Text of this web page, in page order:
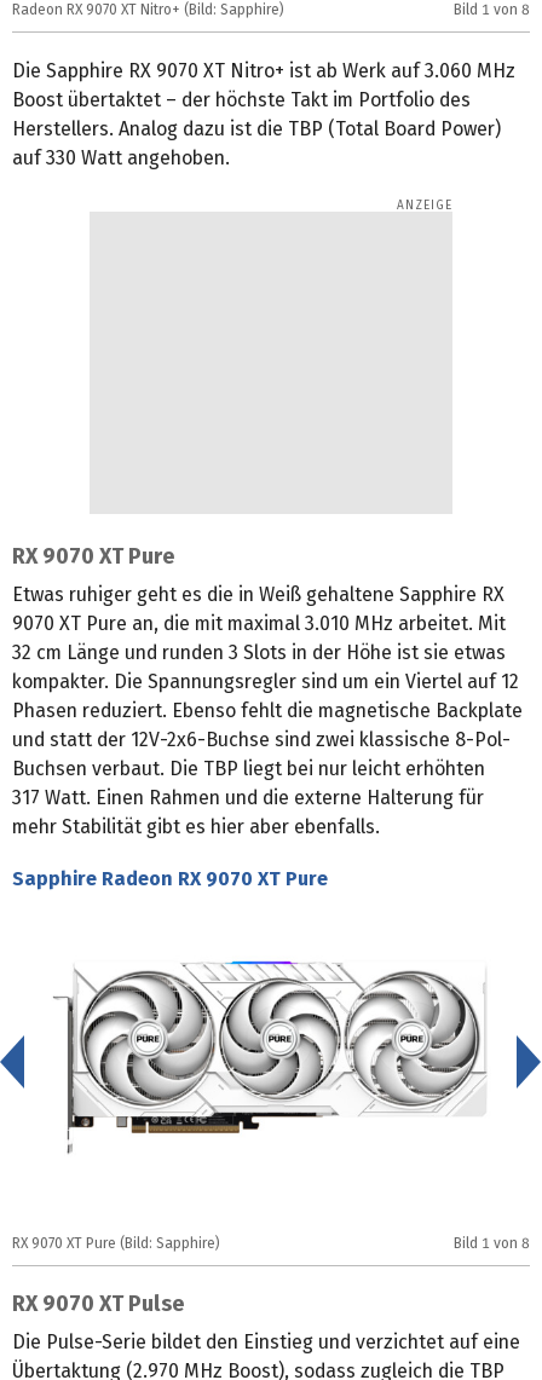
Radeon RX 9070 XT Nitro+ (Bild: Sapphire) Bild 1 von 8
Die Sapphire RX 9070 XT Nitro+ ist ab Werk auf 3.060 MHz
Boost übertaktet – der höchste Takt im Portfolio des
Herstellers. Analog dazu ist die TBP (Total Board Power)
auf 330 Watt angehoben.
RX 9070 XT Pure
Etwas ruhiger geht es die in Weiß gehaltene Sapphire RX
9070 XT Pure an, die mit maximal 3.010 MHz arbeitet. Mit
32 cm Länge und runden 3 Slots in der Höhe ist sie etwas
kompakter. Die Spannungsregler sind um ein Viertel auf 12
Phasen reduziert. Ebenso fehlt die magnetische Backplate
und statt der 12V-2x6-Buchse sind zwei klassische 8-Pol-
Buchsen verbaut. Die TBP liegt bei nur leicht erhöhten
317 Watt. Einen Rahmen und die externe Halterung für
mehr Stabilität gibt es hier aber ebenfalls.
Sapphire Radeon RX 9070 XT Pure
RX 9070 XT Pure (Bild: Sapphire) Bild 1 von 8
<
RX 9070 XT Pulse
Die Pulse-Serie bildet den Einstieg und verzichtet auf eine
Übertaktung (2.970 MHz Boost), sodass zugleich die TBP